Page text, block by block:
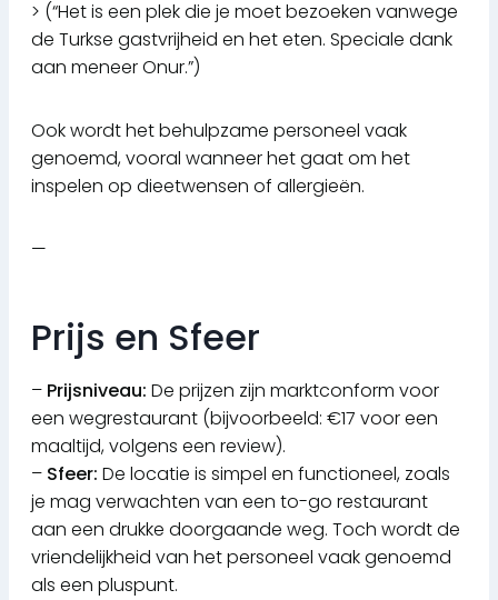
> (“Het is een plek die je moet bezoeken vanwege
de Turkse gastvrijheid en het eten. Speciale dank
aan meneer Onur.”)
Ook wordt het behulpzame personeel vaak
genoemd, vooral wanneer het gaat om het
inspelen op dieetwensen of allergieën.
—
Prijs en Sfeer
– Prijsniveau: De prijzen zijn marktconform voor
een wegrestaurant (bijvoorbeeld: €17 voor een
maaltijd, volgens een review).
– Sfeer: De locatie is simpel en functioneel, zoals
je mag verwachten van een to-go restaurant
aan een drukke doorgaande weg. Toch wordt de
vriendelijkheid van het personeel vaak genoemd
als een pluspunt.